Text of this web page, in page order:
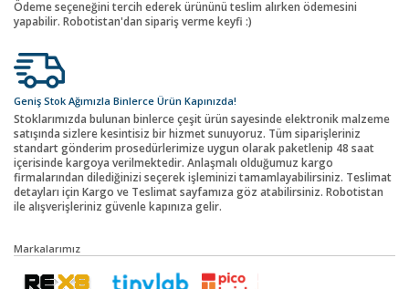
Ödeme seçeneğini tercih ederek ürününü teslim alırken ödemesini
yapabilir. Robotistan'dan sipariş verme keyfi :)
Geniş Stok Ağımızla Binlerce Ürün Kapınızda!
Stoklarımızda bulunan binlerce çeşit ürün sayesinde elektronik malzeme
satışında sizlere kesintisiz bir hizmet sunuyoruz. Tüm siparişleriniz
standart gönderim prosedürlerimize uygun olarak paketlenip 48 saat
içerisinde kargoya verilmektedir. Anlaşmalı olduğumuz kargo
firmalarından dilediğinizi seçerek işleminizi tamamlayabilirsiniz. Teslimat
detayları için Kargo ve Teslimat sayfamıza göz atabilirsiniz. Robotistan
ile alışverişleriniz güvenle kapınıza gelir.
Markalarımız